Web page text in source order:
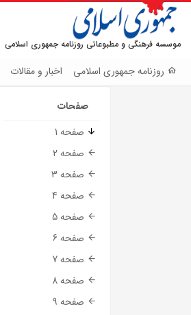
موسسه فرهنگی و مطبوعاتی روزنامه جمهوری اسلامی
روزنامه جمهوری اسلامی اخبار و مقالات
صفحات
صفحه 1
صفحه 2
صفحه 3
صفحه 4
صفحه 5
صفحه 6
صفحه 7
صفحه 8
صفحه 9